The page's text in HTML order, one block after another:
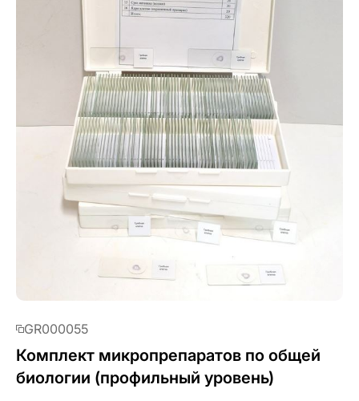
GR000055
Комплект микропрепаратов по общей
биологии (профильный уровень)